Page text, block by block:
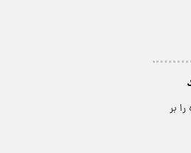
دامنه شمول مصوبه ۸۳۶، راه را بر